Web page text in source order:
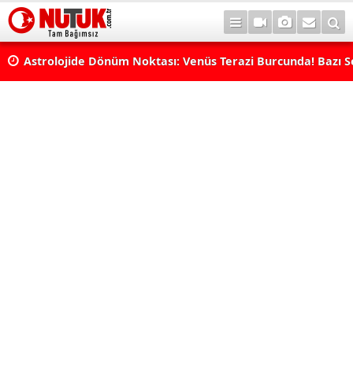
Astrolojide Dönüm Noktası: Venüs Terazi Burcunda! Bazı